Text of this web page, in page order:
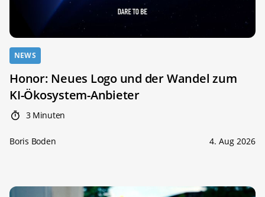
NEWS
Honor: Neues Logo und der Wandel zum
KI-Ökosystem-Anbieter
3 Minuten
Boris Boden 4. Aug 2026